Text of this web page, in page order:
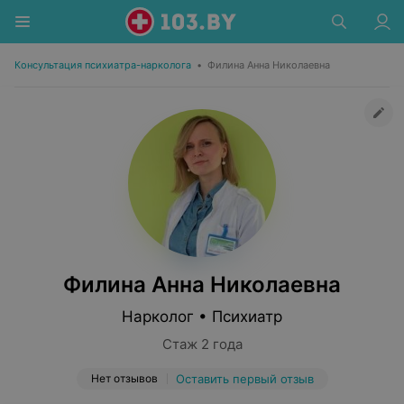
Консультация психиатра-нарколога • Филина Анна Николаевна
Филина Анна Николаевна
Нарколог • Психиатр
Стаж 2 года
Нет отзывов Оставить первый отзыв